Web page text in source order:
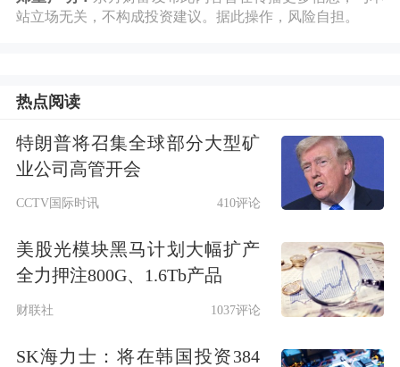
站立场无关，不构成投资建议。据此操作，风险自担。
热点阅读
特朗普将召集全球部分大型矿
业公司高管开会
CCTV国际时讯 410评论
美股光模块黑马计划大幅扩产
全力押注800G、1.6Tb产品
财联社 1037评论
SK海力士：将在韩国投资384